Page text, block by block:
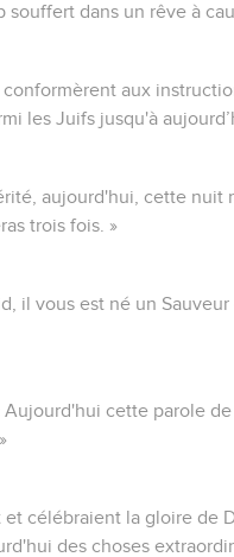
dans un rêve à
conformèrent aux
les Juifs jusqu'à
aujourd'hui, cette nuit
trois fois. »
il vous est né un
cette parole
célébraient la gloire de
des choses